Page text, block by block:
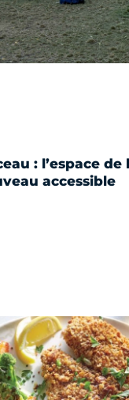
: l’espace
accessible